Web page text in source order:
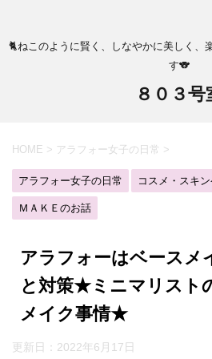
🐈ねこのように賢く、しなやかに美しく、
す🐨
８０３号
HOME > アラフォー女子の日常 >
アラフォー女子の日常 コスメ・スキ
ＭＡＫＥのお話
アラフォーはベースメ
と対策★ミニマリスト
メイク事情★
更新日： 2022年6月17日